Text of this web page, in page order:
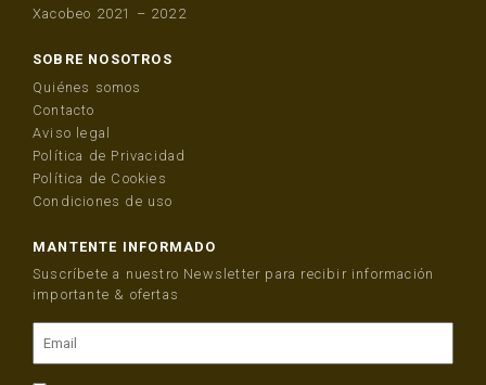
Xacobeo 2021 – 2022
SOBRE NOSOTROS
Quiénes somos
Contacto
Aviso legal
Política de Privacidad
Política de Cookies
Condiciones de uso
MANTENTE INFORMADO
Suscríbete a nuestro Newsletter para recibir información
importante & ofertas